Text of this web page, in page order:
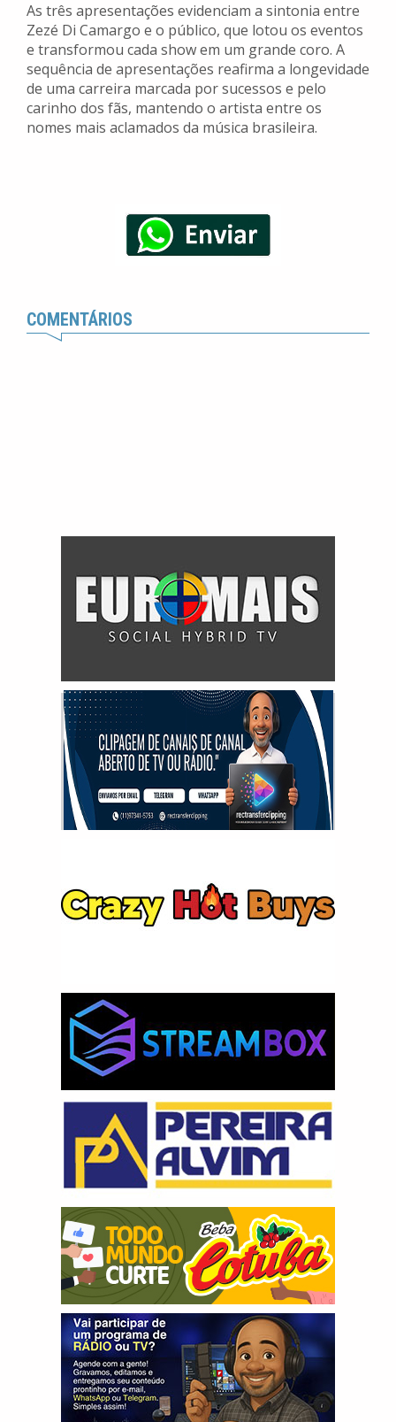
As três apresentações evidenciam a sintonia entre
Zezé Di Camargo e o público, que lotou os eventos
e transformou cada show em um grande coro. A
sequência de apresentações reafirma a longevidade
de uma carreira marcada por sucessos e pelo
carinho dos fãs, mantendo o artista entre os
nomes mais aclamados da música brasileira.
COMENTÁRIOS